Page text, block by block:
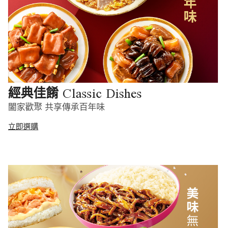
經典佳餚 Classic Dishes
闔家歡聚 共享傳承百年味
立即選購